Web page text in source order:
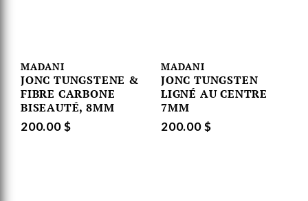
MADANI
JONC TUNGSTENE &
FIBRE CARBONE
BISEAUTÉ, 8MM
200.00 $
MADANI
JONC TUNGSTEN
LIGNÉ AU CENTRE
7MM
200.00 $